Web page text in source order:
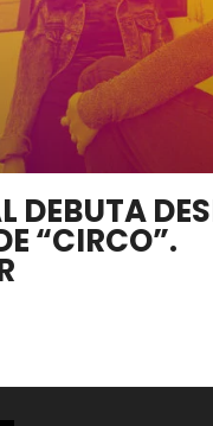
DEBUTA
“CIRCO”.